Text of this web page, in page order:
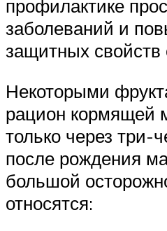
профилактике
заболеваний и
защитных свойств
Некоторыми
рацион кормящей
только через три-
после рождения
большой
относятся: